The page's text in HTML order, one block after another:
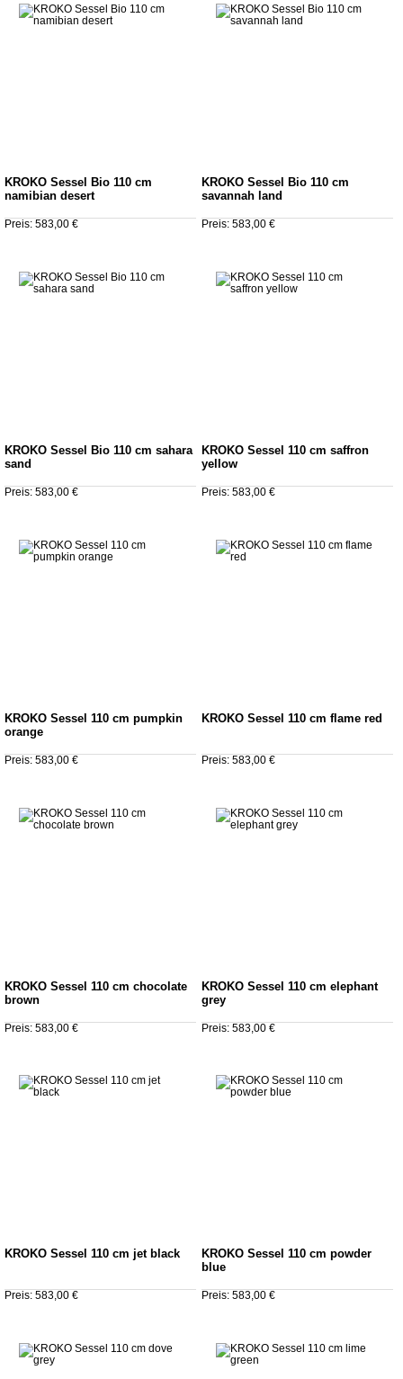
KROKO Sessel Bio 110 cm
namibian desert
Preis: 583,00 €
KROKO Sessel Bio 110 cm
savannah land
Preis: 583,00 €
KROKO Sessel Bio 110 cm sahara
sand
Preis: 583,00 €
KROKO Sessel 110 cm saffron
yellow
Preis: 583,00 €
KROKO Sessel 110 cm pumpkin
orange
Preis: 583,00 €
KROKO Sessel 110 cm flame red
Preis: 583,00 €
KROKO Sessel 110 cm chocolate
brown
Preis: 583,00 €
KROKO Sessel 110 cm elephant
grey
Preis: 583,00 €
KROKO Sessel 110 cm jet black
Preis: 583,00 €
KROKO Sessel 110 cm powder
blue
Preis: 583,00 €